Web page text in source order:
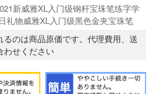
新威雅XL入门级钢杆宝珠笔练字学
礼物威雅XL入门级黑色金夹宝珠笔
るのは商品原価です。代理費用、送
わせください